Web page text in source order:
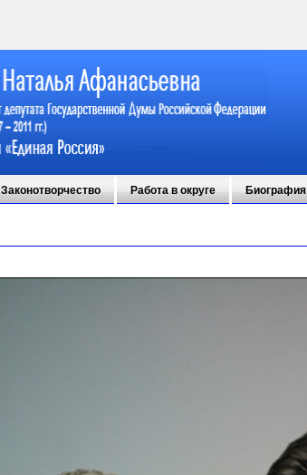
Законотворчество Работа в округе Биография